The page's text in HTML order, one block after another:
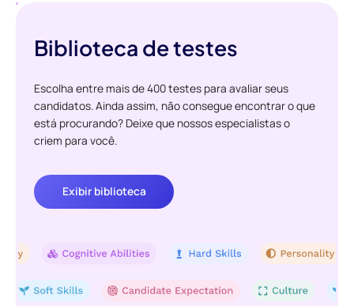
Biblioteca de testes
Escolha entre mais de 400 testes para avaliar seus
candidatos. Ainda assim, não consegue encontrar o que
está procurando? Deixe que nossos especialistas o
criem para você.
Exibir biblioteca